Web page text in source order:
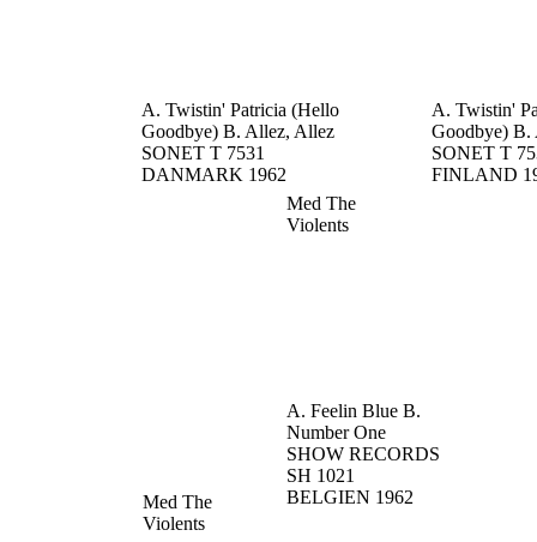
A. Feelin Blue B.
Number One
SHOW RECORDS
SH 1021
BELGIEN 1962
A. Twistin' Patricia (Hello
Goodbye) B. Allez, Allez
SONET T 7531
DANMARK 1962
A. Twistin'
Goodbye) B.
SONET T
FINLAND
Med The
Violents
Med The
Violents